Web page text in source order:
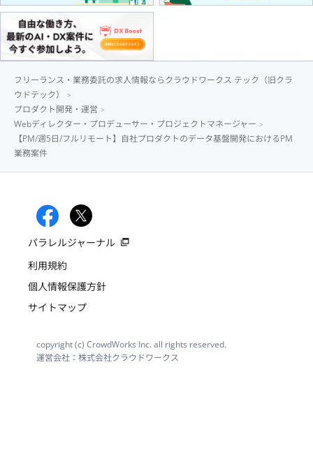
フリーランス・業務委託の求人情報ならクラウドワークス テック（旧クラ
ウドテック）
プロダクト開発・運営
Webディレクター・プロデューサー・プロジェクトマネージャー
【PM/週5日/フルリモート】自社プロダクトのデータ基盤開発におけるPM
業務案件
パラレルジャーナル
利用規約
個人情報保護方針
サイトマップ
copyright (c) CrowdWorks Inc. all rights reserved.
運営会社：株式会社クラウドワークス